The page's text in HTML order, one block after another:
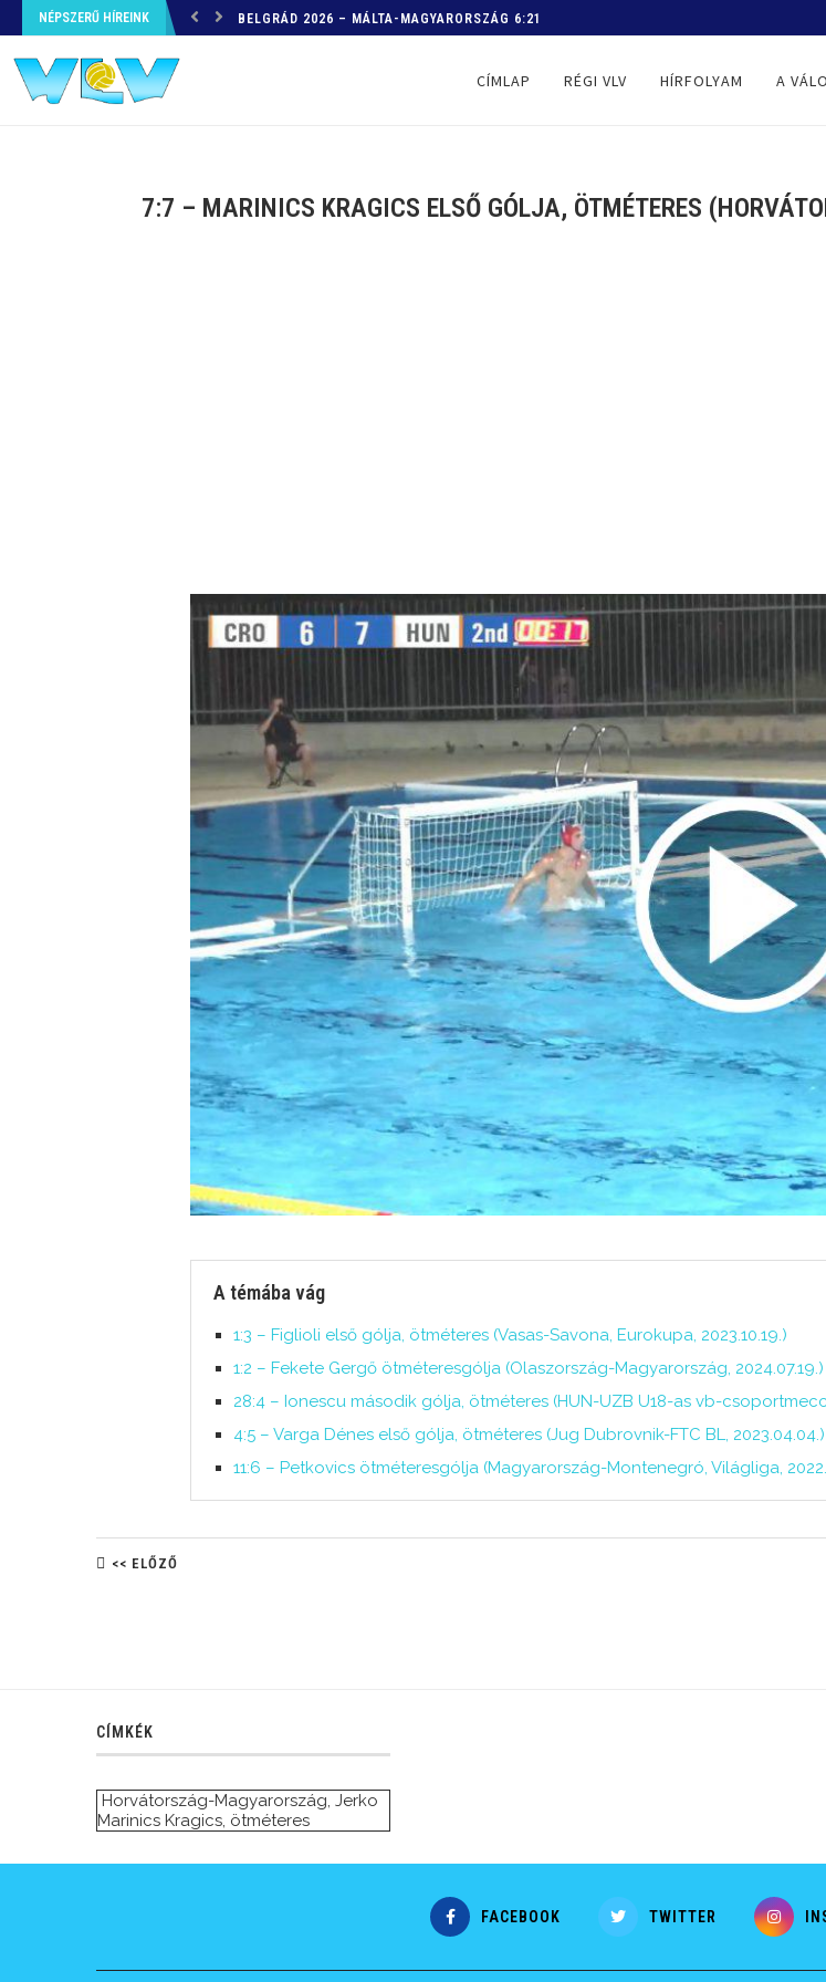
NÉPSZERŰ HÍREINK HELYZETKÉP AZ EB-RŐL – A TOVÁBBI PROGRAM
CÍMLAP RÉGI VLV HÍRFOLYAM A
7:7 – MARINICS KRAGICS ELSŐ GÓLJA, ÖTMÉTERES
A témába vág
1:3 – Figlioli első gólja, ötméteres (Vasas-Savona, Eurokupa, 2023.10.19.)
1:2 – Fekete Gergő ötméteresgólja (Olaszország-Magyarország, 2024.07.19.)
28:4 – Ionescu második gólja, ötméteres (HUN-UZB U18-as vb-
4:5 – Varga Dénes első gólja, ötméteres (Jug Dubrovnik-FTC BL, 2023.04.04.)
11:6 – Petkovics ötméteresgólja (Magyarország-Montenegró, Világliga,
<< ELŐZŐ
CÍMKÉK
Horvátország-Magyarország, Jerko
Marinics Kragics, ötméteres
FACEBOOK TWITTER